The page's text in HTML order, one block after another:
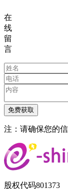
在
线
留
言
注：请确保您的
股权代码801373